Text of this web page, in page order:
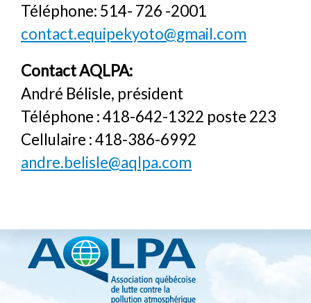
Téléphone: 514- 726 -2001
contact.equipekyoto@gmail.com
Contact AQLPA:
André Bélisle, président
Téléphone : 418-642-1322 poste 223
Cellulaire : 418-386-6992
andre.belisle@aqlpa.com